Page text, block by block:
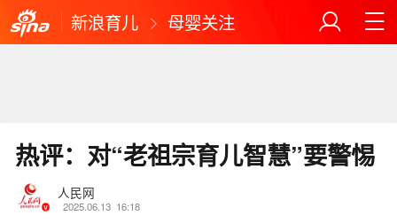
新浪育儿 母婴关注
热评：对“老祖宗育儿智慧”要警惕
人民网
2025.06.13 16:18